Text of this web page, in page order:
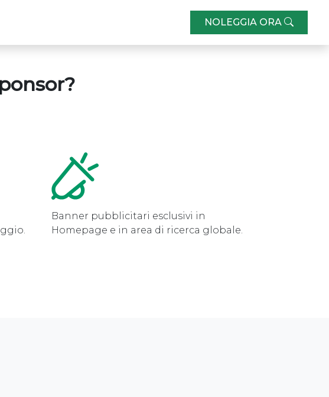
NOLEGGIA ORA
Banner pubblicitari esclusivi in
Homepage e in area di ricerca globale.